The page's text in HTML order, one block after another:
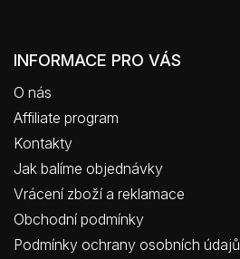
INFORMACE PRO VÁS
O nás
Affiliate program
Kontakty
Jak balíme objednávky
Vrácení zboží a reklamace
Obchodní podmínky
Podmínky ochrany osobních údajů